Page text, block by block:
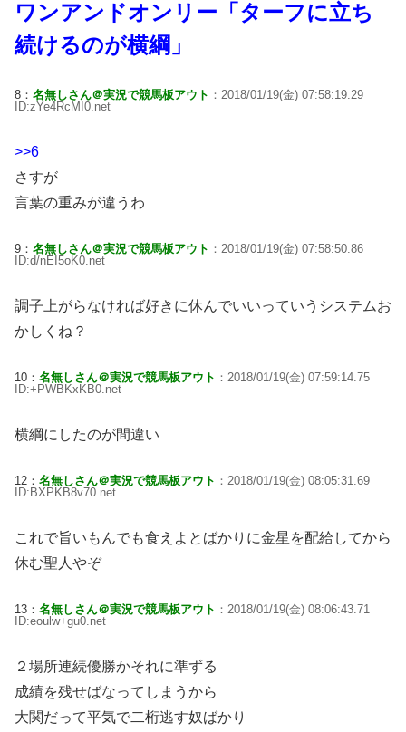
ワンアンドオンリー「ターフに立ち
続けるのが横綱」
8： 名無しさん＠実況で競馬板アウト ：2018/01/19(金) 07:58:19.29
ID:zYe4RcMI0.net
>>6
さすが
言葉の重みが違うわ
9： 名無しさん＠実況で競馬板アウト ：2018/01/19(金) 07:58:50.86
ID:d/nEI5oK0.net
調子上がらなければ好きに休んでいいっていうシステムお
かしくね？
10： 名無しさん＠実況で競馬板アウト ：2018/01/19(金) 07:59:14.75
ID:+PWBKxKB0.net
横綱にしたのが間違い
12： 名無しさん＠実況で競馬板アウト ：2018/01/19(金) 08:05:31.69
ID:BXPKB8v70.net
これで旨いもんでも食えよとばかりに金星を配給してから
休む聖人やぞ
13： 名無しさん＠実況で競馬板アウト ：2018/01/19(金) 08:06:43.71
ID:eoulw+gu0.net
２場所連続優勝かそれに準ずる
成績を残せばなってしまうから
大関だって平気で二桁逃す奴ばかり